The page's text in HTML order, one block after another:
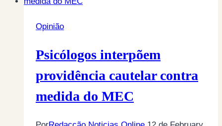
em
causa
Opinião
Psicólogos interpõem
providência cautelar contra
medida do MEC